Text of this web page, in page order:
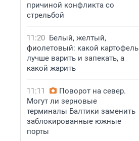
причиной конфликта со
стрельбой
11:20 Белый, желтый,
фиолетовый: какой картофель
лучше варить и запекать, а
какой жарить
11:11
Поворот на север.
Могут ли зерновые
терминалы Балтики заменить
заблокированные южные
порты